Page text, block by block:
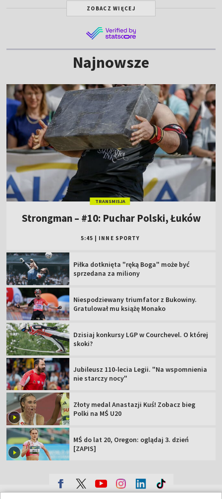
ZOBACZ WIĘCEJ
Najnowsze
TRANSMISJA
Strongman – #10: Puchar Polski, Łuków
5:45 INNE SPORTY
Piłka dotknięta "ręką Boga" może być
sprzedana za miliony
Niespodziewany triumfator z Bukowiny.
Gratulował mu książę Monako
Dzisiaj konkursy LGP w Courchevel. O której
skoki?
Jubileusz 110-lecia Legii. "Na wspomnienia
nie starczy nocy"
Złoty medal Anastazji Kuś! Zobacz bieg
Polki na MŚ U20
MŚ do lat 20, Oregon: oglądaj 3. dzień
[ZAPIS]